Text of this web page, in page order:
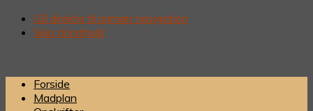
Gå direkte til primær navigation
Skip til indhold
Forside
Madplan